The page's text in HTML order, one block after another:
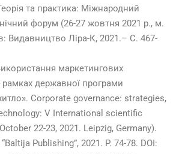
та практика: Міжнародний
форум (26-27 жовтня 2021 р., м.
Видавництво Ліра-К, 2021.– С. 467-
маркетингових
рамках державної програми
Corporate governance: strategies,
V International scientific
22-23, 2021. Leipzig, Germany).
Publishing”, 2021. P. 74-78. DOI: